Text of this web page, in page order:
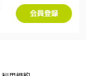
会員登録